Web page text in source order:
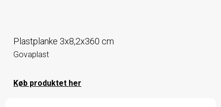
Plastplanke 3x8,2x360 cm
Govaplast
Køb produktet her